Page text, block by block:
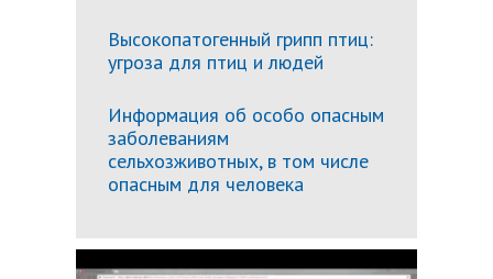
Высокопатогенный грипп птиц:
угроза для птиц и людей
Информация об особо опасным
заболеваниям
сельхозживотных, в том числе
опасным для человека